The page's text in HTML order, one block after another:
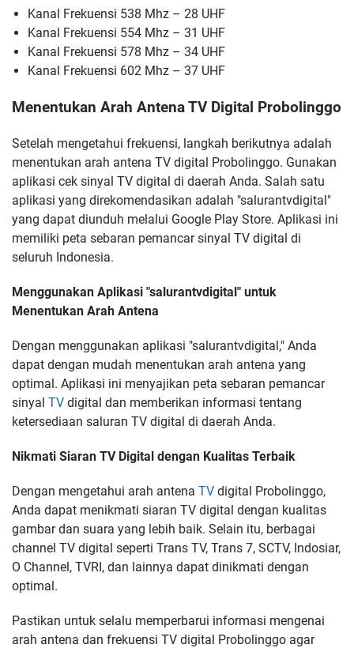
Kanal Frekuensi 538 Mhz – 28 UHF
Kanal Frekuensi 554 Mhz – 31 UHF
Kanal Frekuensi 578 Mhz – 34 UHF
Kanal Frekuensi 602 Mhz – 37 UHF
Menentukan Arah Antena TV Digital Probolinggo
Setelah mengetahui frekuensi, langkah berikutnya adalah
menentukan arah antena TV digital Probolinggo. Gunakan
aplikasi cek sinyal TV digital di daerah Anda. Salah satu
aplikasi yang direkomendasikan adalah "salurantvdigital"
yang dapat diunduh melalui Google Play Store. Aplikasi ini
memiliki peta sebaran pemancar sinyal TV digital di
seluruh Indonesia.
Menggunakan Aplikasi "salurantvdigital" untuk
Menentukan Arah Antena
Dengan menggunakan aplikasi "salurantvdigital," Anda
dapat dengan mudah menentukan arah antena yang
optimal. Aplikasi ini menyajikan peta sebaran pemancar
sinyal TV digital dan memberikan informasi tentang
ketersediaan saluran TV digital di daerah Anda.
Nikmati Siaran TV Digital dengan Kualitas Terbaik
Dengan mengetahui arah antena TV digital Probolinggo,
Anda dapat menikmati siaran TV digital dengan kualitas
gambar dan suara yang lebih baik. Selain itu, berbagai
channel TV digital seperti Trans TV, Trans 7, SCTV, Indosiar,
O Channel, TVRI, dan lainnya dapat dinikmati dengan
optimal.
Pastikan untuk selalu memperbarui informasi mengenai
arah antena dan frekuensi TV digital Probolinggo agar